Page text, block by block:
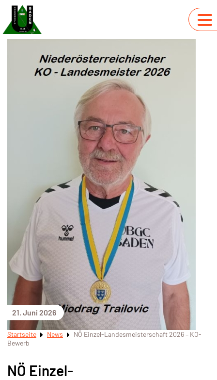
21. Juni 2026
Startseite News
NÖ Einzel-Landesmeisterschaft 2026 – KO-
Bewerb
NÖ Einzel-